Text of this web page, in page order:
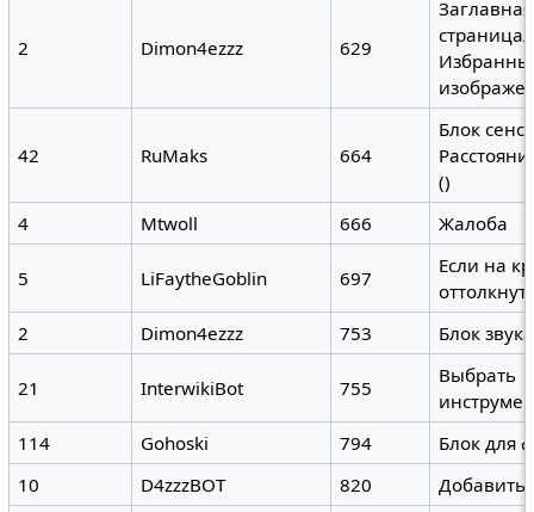
2 Dimon4ezzz 629
Заглавная
страница/
42 RuMaks 664
Блок
()
4
Mtwoll 666 Жалоба
5 LiFaytheGoblin 697
Если на
2
Dimon4ezzz 753 Блок звука
21 InterwikiBot 755
Выбрать
114
Gohoski 794
Блок для
10
D4zzzBOT 820 Добавить